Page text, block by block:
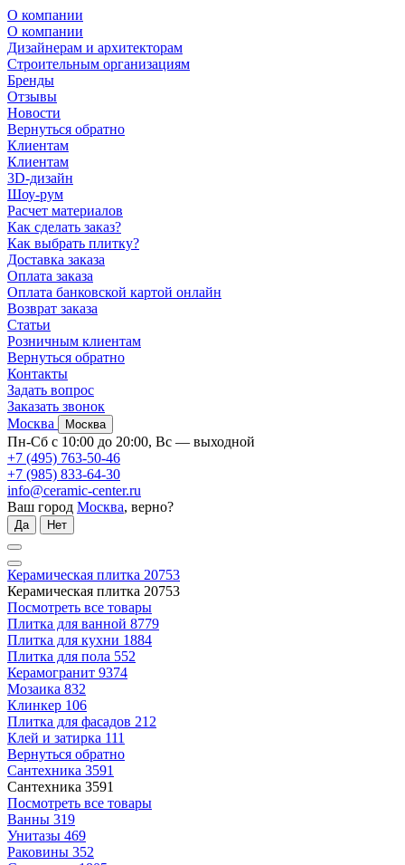
О компании
О компании
Дизайнерам и архитекторам
Строительным организациям
Бренды
Отзывы
Новости
Вернуться обратно
Клиентам
Клиентам
3D-дизайн
Шоу-рум
Расчет материалов
Как сделать заказ?
Как выбрать плитку?
Доставка заказа
Оплата заказа
Оплата банковской картой онлайн
Возврат заказа
Статьи
Розничным клиентам
Вернуться обратно
Контакты
Задать вопрос
Заказать звонок
Москва
Москва
Пн-Сб с 10:00 до 20:00, Вс — выходной
+7 (495) 763-50-46
+7 (985) 833-64-30
info@ceramic-center.ru
Ваш город Москва, верно?
Да Нет
Керамическая плитка 20753
Керамическая плитка 20753
Посмотреть все товары
Плитка для ванной 8779
Плитка для кухни 1884
Плитка для пола 552
Керамогранит 9374
Мозаика 832
Клинкер 106
Плитка для фасадов 212
Клей и затирка 111
Вернуться обратно
Сантехника 3591
Сантехника 3591
Посмотреть все товары
Ванны 319
Унитазы 469
Раковины 352